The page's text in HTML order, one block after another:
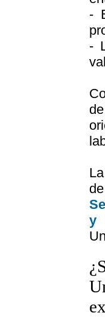
-
-
y